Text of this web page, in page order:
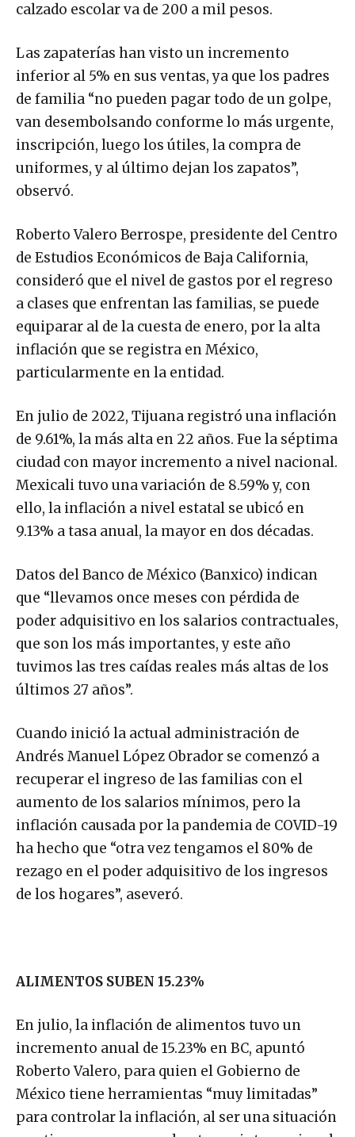
calzado escolar va de 200 a mil pesos.
Las zapaterías han visto un incremento
inferior al 5% en sus ventas, ya que los padres
de familia “no pueden pagar todo de un golpe,
van desembolsando conforme lo más urgente,
inscripción, luego los útiles, la compra de
uniformes, y al último dejan los zapatos”,
observó.
Roberto Valero Berrospe, presidente del Centro
de Estudios Económicos de Baja California,
consideró que el nivel de gastos por el regreso
a clases que enfrentan las familias, se puede
equiparar al de la cuesta de enero, por la alta
inflación que se registra en México,
particularmente en la entidad.
En julio de 2022, Tijuana registró una inflación
de 9.61%, la más alta en 22 años. Fue la séptima
ciudad con mayor incremento a nivel nacional.
Mexicali tuvo una variación de 8.59% y, con
ello, la inflación a nivel estatal se ubicó en
9.13% a tasa anual, la mayor en dos décadas.
Datos del Banco de México (Banxico) indican
que “llevamos once meses con pérdida de
poder adquisitivo en los salarios contractuales,
que son los más importantes, y este año
tuvimos las tres caídas reales más altas de los
últimos 27 años”.
Cuando inició la actual administración de
Andrés Manuel López Obrador se comenzó a
recuperar el ingreso de las familias con el
aumento de los salarios mínimos, pero la
inflación causada por la pandemia de COVID-19
ha hecho que “otra vez tengamos el 80% de
rezago en el poder adquisitivo de los ingresos
de los hogares”, aseveró.
ALIMENTOS SUBEN 15.23%
En julio, la inflación de alimentos tuvo un
incremento anual de 15.23% en BC, apuntó
Roberto Valero, para quien el Gobierno de
México tiene herramientas “muy limitadas”
para controlar la inflación, al ser una situación